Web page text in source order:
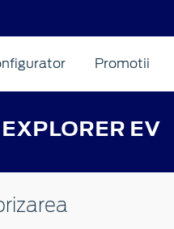
Promotii
EV